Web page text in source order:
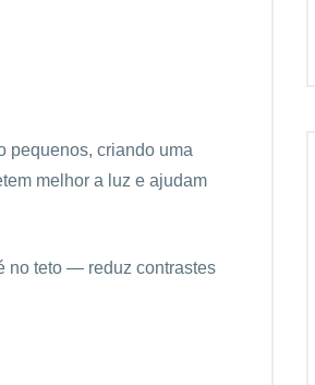
pequenos, criando uma
melhor a luz e ajudam
no teto — reduz contrastes